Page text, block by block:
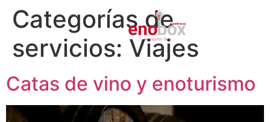
Categorías de
servicios: Viajes
Catas de vino y enoturismo